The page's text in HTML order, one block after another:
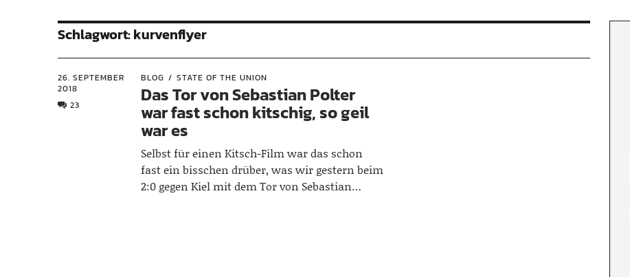
Schlagwort:kurvenflyer
26. SEPTEMBER
2018
23
BLOG STATE OF THE UNION
Das Tor von Sebastian Polter
war fast schon kitschig, so geil
war es
Selbst für einen Kitsch-Film war das schon
fast ein bisschen drüber, was wir gestern beim
2:0 gegen Kiel mit dem Tor von Sebastian…